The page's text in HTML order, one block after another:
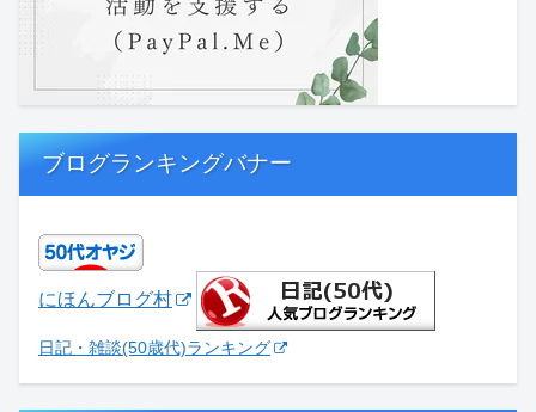
ブログランキングバナー
にほんブログ村
日記・雑談(50歳代)ランキング